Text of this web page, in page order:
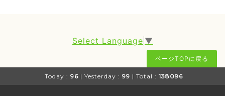
Select Language ▼
ページTOPに戻る
Today : 96 | Yesterday : 99 | Total : 138096